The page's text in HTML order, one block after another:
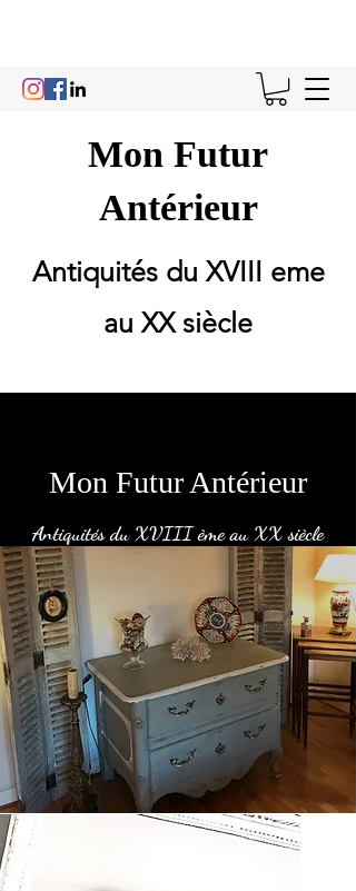
Mon Futur
Antérieur
Antiquités du XVIII eme
au XX siècle
Mon Futur Antérieur
Antiquités du XVIII ème au XX siècle